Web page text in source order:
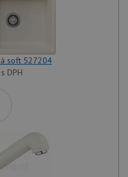
soft 527204
DPH